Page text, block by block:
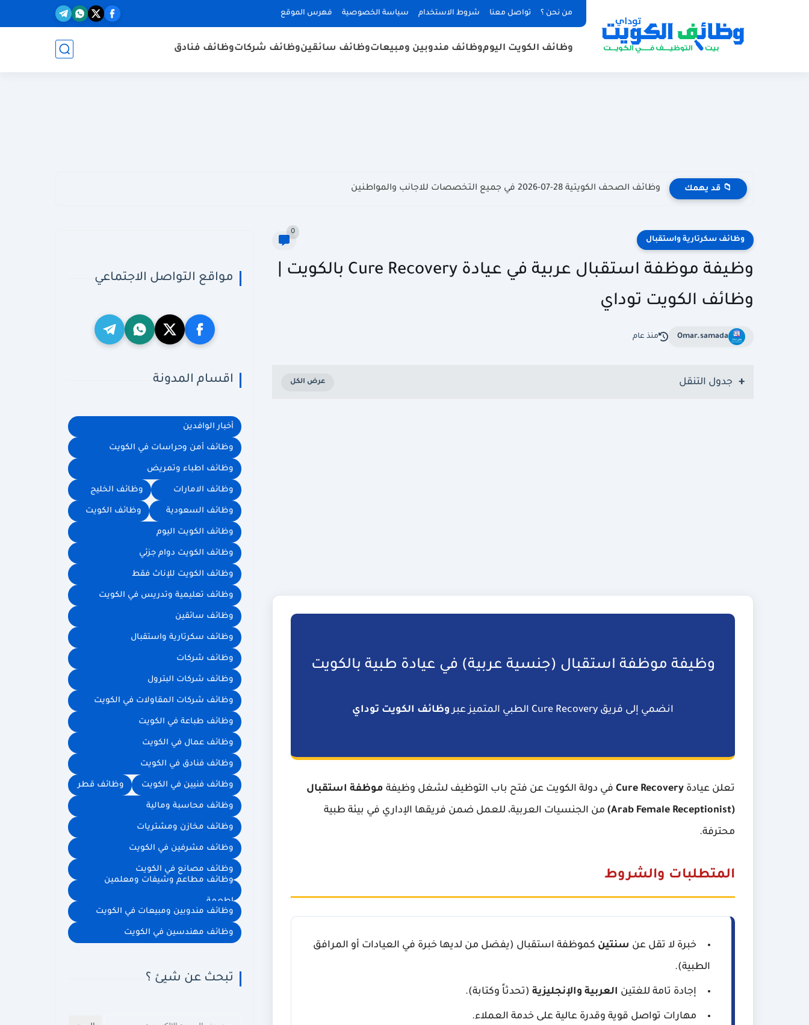
من نحن ؟ تواصل معنا شروط الاستخدام سياسة الخصوصية فهرس الموقع
وظائف الكويت اليوموظائف مندوبين ومبيعاتوظائف سائقينوظائف شركاتوظائف فنادق
📁 قد يهمك وظائف الصحف الكويتية 28-07-2026 في جميع التخصصات للاجانب والمواطنين
وظائف سكرتارية واستقبال
0
وظيفة موظفة استقبال عربية في عيادة Cure Recovery بالكويت |
وظائف الكويت توداي
Omar.samada منذ عام
جدول التنقل
وظيفة موظفة استقبال (جنسية عربية) في عيادة طبية بالكويت
انضمي إلى فريق Cure Recovery الطبي المتميز عبر وظائف الكويت توداي
تعلن عيادة Cure Recovery في دولة الكويت عن فتح باب التوظيف لشغل وظيفة موظفة استقبال
(Arab Female Receptionist)
من الجنسيات العربية، للعمل ضمن فريقها الإداري في بيئة طبية
محترفة.
المتطلبات والشروط
خبرة لا تقل عن سنتين كموظفة استقبال (يفضل من لديها خبرة في العيادات أو المرافق
الطبية).
إجادة تامة للغتين العربية والإنجليزية (تحدثاً وكتابة).
مهارات تواصل قوية وقدرة عالية على خدمة العملاء.
مواقع التواصل الاجتماعي
اقسام المدونة
أخبار الوافدين
وظائف أمن وحراسات في الكويت
وظائف اطباء وتمريض
وظائف الامارات وظائف الخليج
وظائف السعودية وظائف الكويت
وظائف الكويت اليوم
وظائف الكويت دوام جزئي
وظائف الكويت للإناث فقط
وظائف تعليمية وتدريس في الكويت
وظائف سائقين
وظائف سكرتارية واستقبال
وظائف شركات
وظائف شركات البترول
وظائف شركات المقاولات في الكويت
وظائف طباعة في الكويت
وظائف عمال في الكويت
وظائف فنادق في الكويت
وظائف فنيين في الكويت وظائف قطر
وظائف محاسبة ومالية
وظائف مخازن ومشتريات
وظائف مشرفين في الكويت
وظائف مصانع في الكويت
وظائف مطاعم وشيفات ومعلمين
اطعمة
وظائف مندوبين ومبيعات في الكويت
وظائف مهندسين في الكويت
تبحث عن شيئ ؟